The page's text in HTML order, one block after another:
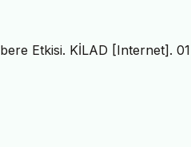
Etkisi. KİLAD [Internet].